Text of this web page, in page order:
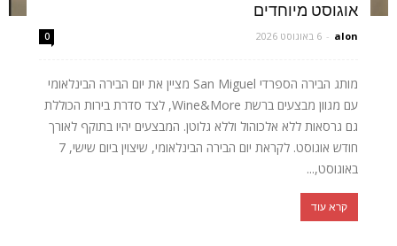
אוגוסט מיוחדים
alon
- 6 באוגוסט 2026 0
מותג הבירה הספרדי San Miguel מציין את יום הבירה הבינלאומי
עם מגוון מבצעים ברשת Wine&More, לצד סדרת בירות הכוללת
גם גרסאות ללא אלכוהול וללא גלוטן. המבצעים יהיו בתוקף לאורך
חודש אוגוסט. לקראת יום הבירה הבינלאומי, שיצוין ביום שישי, 7
באוגוסט,...
קרא עוד